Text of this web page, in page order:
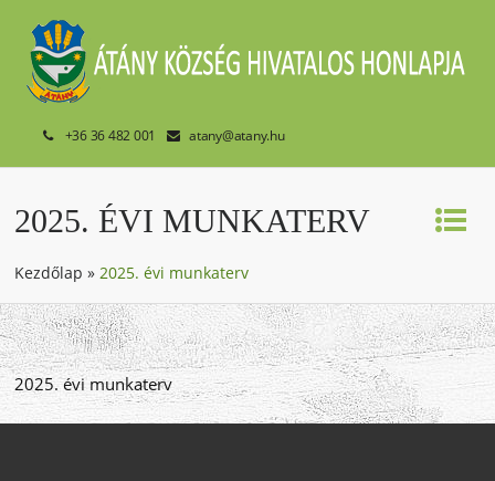
+36 36 482 001 atany@atany.hu
2025. ÉVI MUNKATERV
Kezdőlap »2025. évi munkaterv
2025. évi munkaterv